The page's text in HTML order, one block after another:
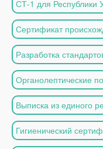
СТ-1 для Республики
Сертификат
Разработка
Органолептические
Выписка из единого
Гигиенический